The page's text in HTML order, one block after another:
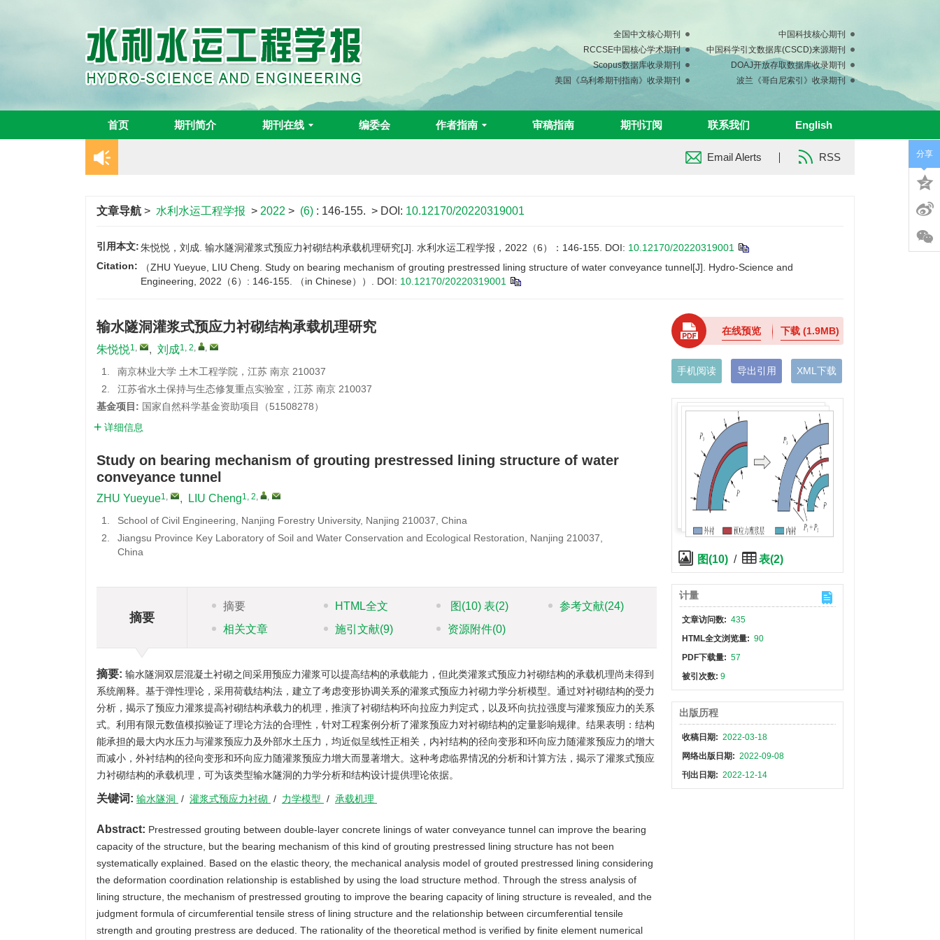
全国中文核心期刊
中国科技核心期刊
RCCSE中国核心学术期刊
中国科学引文数据库(CSCD)来源期刊
Scopus数据库收录期刊
DOAJ开放存取数据库收录期刊
美国《乌利希期刊指南》收录期刊
波兰《哥白尼索引》收录期刊
首页 期刊简介 期刊在线 编委会 作者指南 审稿指南 期刊订阅 联系我们 English
Email Alerts RSS
文章导航 > 水利水运工程学报 > 2022 > (6) : 146-155. > DOI: 10.12170/20220319001
引用本文:朱悦悦，刘成. 输水隧洞灌浆式预应力衬砌结构承载机理研究[J]. 水利水运工程学报，2022（6）：146-155. DOI: 10.12170/20220319001
Citation:
（ZHU Yueyue, LIU Cheng. Study on bearing mechanism of grouting prestressed lining structure of water conveyance tunnel[J]. Hydro-Science and
Engineering, 2022（6）: 146-155. （in Chinese））.
DOI: 10.12170/20220319001
输水隧洞灌浆式预应力衬砌结构承载机理研究
朱悦悦1, , 刘成1, 2, ,
1.
南京林业大学 土木工程学院，江苏 南京 210037
2.
江苏省水土保持与生态修复重点实验室，江苏 南京 210037
基金项目: 国家自然科学基金资助项目（51508278）
详细信息
Study on bearing mechanism of grouting prestressed lining structure of water
conveyance tunnel
ZHU Yueyue1, , LIU Cheng1, 2, ,
1.
School of Civil Engineering, Nanjing Forestry University, Nanjing 210037, China
2.
Jiangsu Province Key Laboratory of Soil and Water Conservation and Ecological Restoration, Nanjing 210037,
China
摘要
摘要 HTML全文 图 (10)表(2) 参考文献(24)
相关文章
施引文献(9) 资源附件(0)
摘要: 输水隧洞双层混凝土衬砌之间采用预应力灌浆可以提高结构的承载能力，但此类灌浆式预应力衬砌结构的承载机理尚未得到
系统阐释。基于弹性理论，采用荷载结构法，建立了考虑变形协调关系的灌浆式预应力衬砌力学分析模型。通过对衬砌结构的受力
分析，揭示了预应力灌浆提高衬砌结构承载力的机理，推演了衬砌结构环向拉应力判定式，以及环向抗拉强度与灌浆预应力的关系
式。利用有限元数值模拟验证了理论方法的合理性，针对工程案例分析了灌浆预应力对衬砌结构的定量影响规律。结果表明：结构
能承担的最大内水压力与灌浆预应力及外部水土压力，均近似呈线性正相关，内衬结构的径向变形和环向应力随灌浆预应力的增大
而减小，外衬结构的径向变形和环向应力随灌浆预应力增大而显著增大。这种考虑临界情况的分析和计算方法，揭示了灌浆式预应
力衬砌结构的承载机理，可为该类型输水隧洞的力学分析和结构设计提供理论依据。
关键词: 输水隧洞 / 灌浆式预应力衬砌 / 力学模型 / 承载机理
Abstract: Prestressed grouting between double-layer concrete linings of water conveyance tunnel can improve the bearing
capacity of the structure, but the bearing mechanism of this kind of grouting prestressed lining structure has not been
systematically explained. Based on the elastic theory, the mechanical analysis model of grouted prestressed lining considering
the deformation coordination relationship is established by using the load structure method. Through the stress analysis of
lining structure, the mechanism of prestressed grouting to improve the bearing capacity of lining structure is revealed, and the
judgment formula of circumferential tensile stress of lining structure and the relationship between circumferential tensile
strength and grouting prestress are deduced. The rationality of the theoretical method is verified by finite element numerical
在线预览 下载(1.9MB)
手机阅读 导出引用 XML下载
图(10) / 表(2)
计量
文章访问数: 435
HTML全文浏览量: 90
PDF下载量: 57
被引次数:9
出版历程
收稿日期: 2022-03-18
网络出版日期: 2022-09-08
刊出日期: 2022-12-14
分享